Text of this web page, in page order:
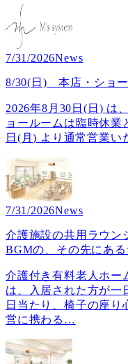
7/31/2026News
8/30(日) 本店・ショ
2026年8月30日(日) は
ョールームは臨時休業
日(月) より通常営業い
7/31/2026News
介護施設の共用ラウ
BGMの、その先にある
介護付き有料老人ホー
は、入居された方が一
日当たり、椅子の座り
営に携わる …